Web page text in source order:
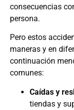
consecuencias
persona.
Pero estos
maneras y en
continuación
comunes:
Caídas y
tiendas y